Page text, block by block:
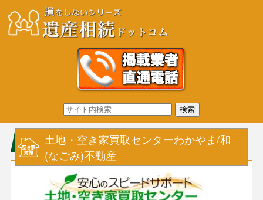
土地・空き家買取センターわかやま/和
(なごみ)不動産